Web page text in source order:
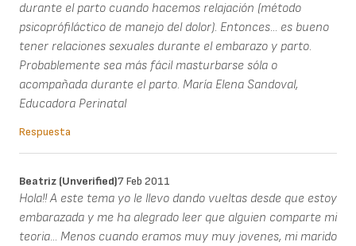
durante el parto cuando hacemos relajación (método
psicoprófiláctico de manejo del dolor). Entonces... es bueno
tener relaciones sexuales durante el embarazo y parto.
Probablemente sea más fácil masturbarse sóla o
acompañada durante el parto. María Elena Sandoval,
Educadora Perinatal
Respuesta
Beatriz (unverified)7 Feb 2011
Hola!! A este tema yo le llevo dando vueltas desde que estoy
embarazada y me ha alegrado leer que alguien comparte mi
teoria... Menos cuando eramos muy muy jovenes, mi marido